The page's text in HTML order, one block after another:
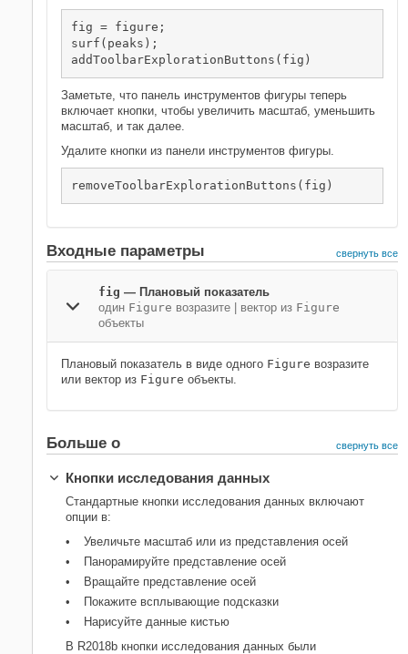
fig = figure;
surf(peaks);
addToolbarExplorationButtons(fig)
Заметьте, что панель инструментов фигуры теперь
включает кнопки, чтобы увеличить масштаб, уменьшить
масштаб, и так далее.
Удалите кнопки из панели инструментов фигуры.
removeToolbarExplorationButtons(fig)
Входные параметры свернуть все
fig — Плановый показатель
один Figure возразите вектор из Figure
объекты
Плановый показатель в виде одного Figure возразите
или вектор из Figure объекты.
Больше о свернуть все
Кнопки исследования данных
Стандартные кнопки исследования данных включают
опции в:
Увеличьте масштаб или из представления осей
Панорамируйте представление осей
Вращайте представление осей
Покажите всплывающие подсказки
Нарисуйте данные кистью
В R2018b кнопки исследования данных были